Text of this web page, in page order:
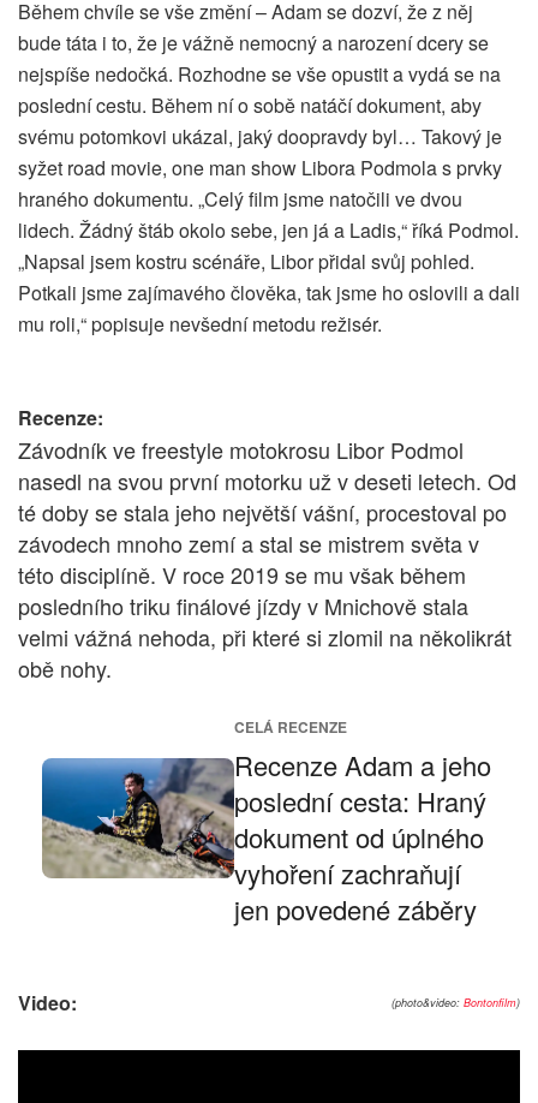
Během chvíle se vše změní – Adam se dozví, že z něj
bude táta i to, že je vážně nemocný a narození dcery se
nejspíše nedočká. Rozhodne se vše opustit a vydá se na
poslední cestu. Během ní o sobě natáčí dokument, aby
svému potomkovi ukázal, jaký doopravdy byl… Takový je
syžet road movie, one man show Libora Podmola s prvky
hraného dokumentu. „Celý film jsme natočili ve dvou
lidech. Žádný štáb okolo sebe, jen já a Ladis,“ říká Podmol.
„Napsal jsem kostru scénáře, Libor přidal svůj pohled.
Potkali jsme zajímavého člověka, tak jsme ho oslovili a dali
mu roli,“ popisuje nevšední metodu režisér.
Recenze:
Závodník ve freestyle motokrosu Libor Podmol
nasedl na svou první motorku už v deseti letech. Od
té doby se stala jeho největší vášní, procestoval po
závodech mnoho zemí a stal se mistrem světa v
této disciplíně. V roce 2019 se mu však během
posledního triku finálové jízdy v Mnichově stala
velmi vážná nehoda, při které si zlomil na několikrát
obě nohy.
CELÁ RECENZE
Recenze Adam a jeho
poslední cesta: Hraný
dokument od úplného
vyhoření zachraňují
jen povedené záběry
(photo&video: Bontonfilm)
Video: